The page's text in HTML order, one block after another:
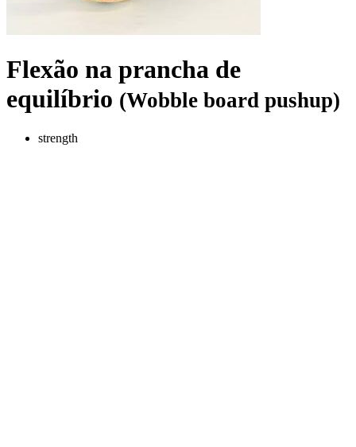
Flexão na prancha de
equilíbrio (Wobble board pushup)
strength